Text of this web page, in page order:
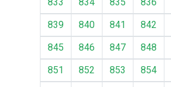
839
840 841 842
845
846 847 848
851
852 853 854